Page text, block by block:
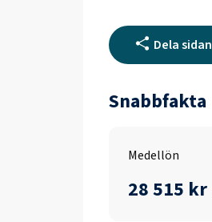
Dela sidan
Snabbfakta
Medellön
28 515 kr